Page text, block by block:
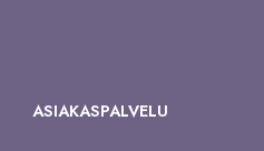
ASIAKASPALVELU